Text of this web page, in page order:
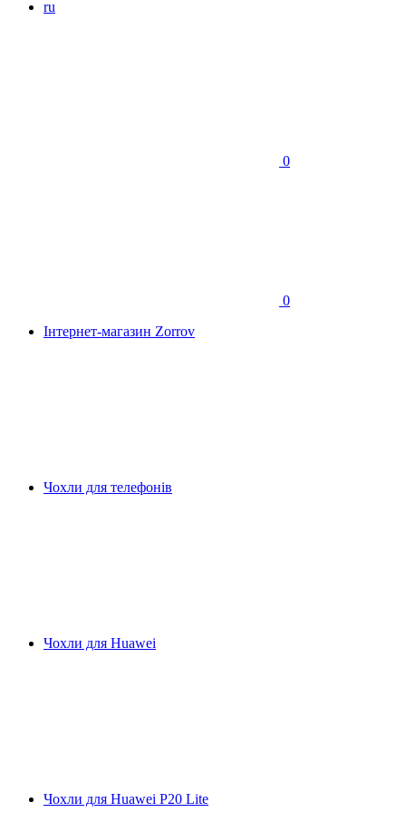
ru
0
0
Інтернет-магазин Zorrov
Чохли для телефонів
Чохли для Huawei
Чохли для Huawei P20 Lite